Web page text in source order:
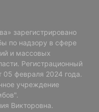
зарегистрировано
по надзору в сфере
и массовых
Регистрационный
февраля 2024 года.
учреждение
Викторовна.